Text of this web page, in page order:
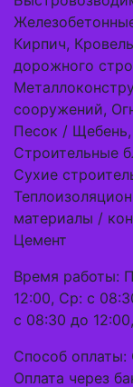
Кирпич,
дорожного
сооружений,
Песок /
Строительные
Сухие
материалы /
Цемент
Время работы:
12:00, Ср: с
с 08:30 до
Способ оплаты:
Оплата через